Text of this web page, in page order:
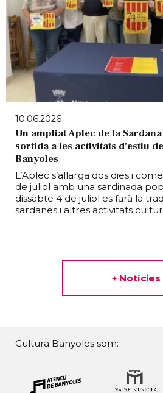
10.06.2026
Un ampliat Aplec de la
sortida a les activitats d'estiu
Banyoles
L’Aplec s’allarga dos dies i
de juliol amb una sardinada
dissabte 4 de juliol es farà la
sardanes i altres activitats
+ Notícies
Cultura Banyoles som: